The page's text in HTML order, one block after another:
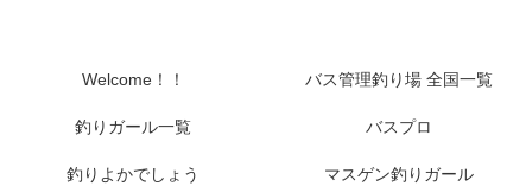
Welcome！！ バス管理釣り場 全国一覧
釣りガール一覧 バスプロ
釣りよかでしょう マスゲン釣りガール